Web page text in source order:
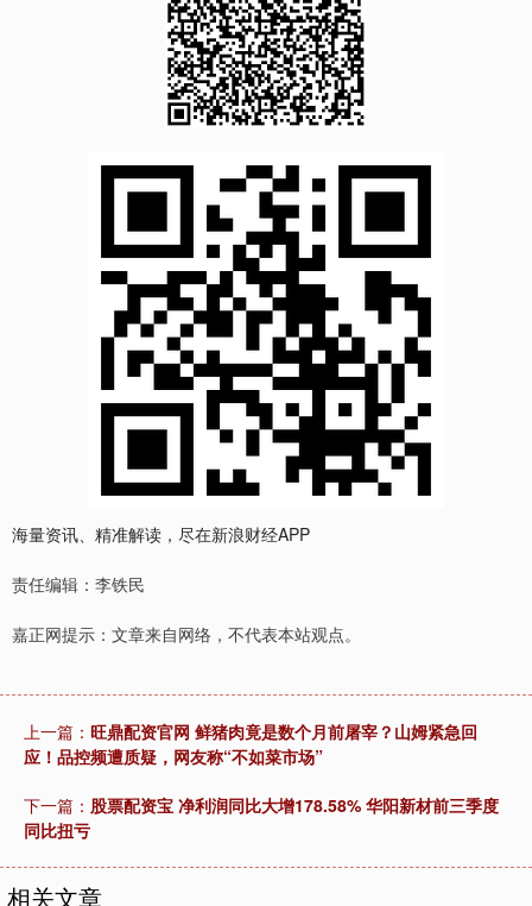
海量资讯、精准解读，尽在新浪财经APP
责任编辑：李铁民
嘉正网提示：文章来自网络，不代表本站观点。
上一篇： 旺鼎配资官网 鲜猪肉竟是数个月前屠宰？山姆紧急回
应！品控频遭质疑，网友称“不如菜市场”
下一篇： 股票配资宝 净利润同比大增178.58% 华阳新材前三季度
同比扭亏
相关文章